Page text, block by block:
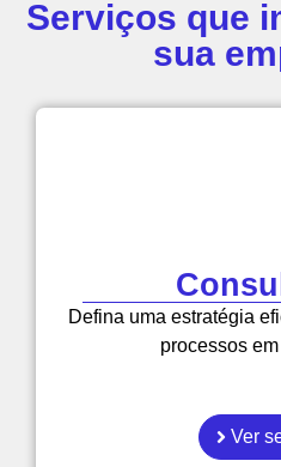
Serviços que
sua
Defina uma estratégia
processos
Ver